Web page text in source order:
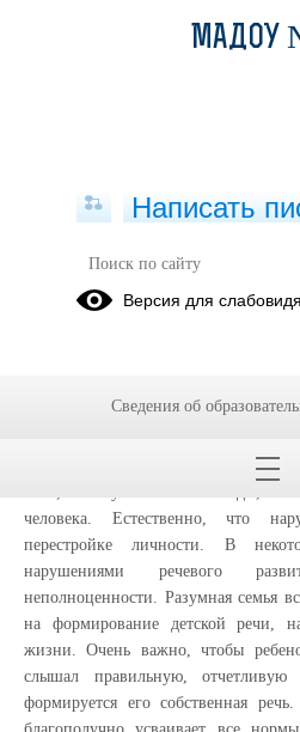
Работа с детьми,
трудной жизненной
ребенка с
человека. Естественно, что
перестройке личности. В
нарушениями речевого
неполноценности. Разумная семья
на формирование детской речи,
жизни. Очень важно, чтобы
слышал правильную,
формируется его собственная
МАДОУ
Написать
Версия для
Сведения об